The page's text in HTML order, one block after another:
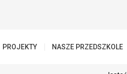
PROJEKTY NASZE PRZEDSZKOLE